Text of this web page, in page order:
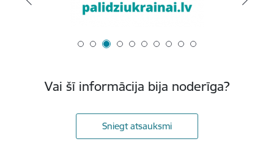
Vai šī informācija bija noderīga?
Sniegt atsauksmi